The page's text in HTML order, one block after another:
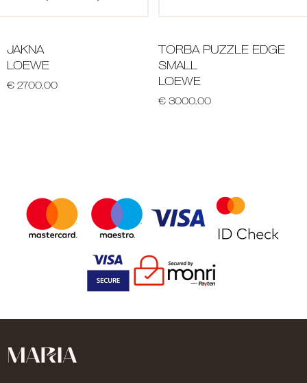
JAKNA
LOEWE
€ 2700.00
TORBA PUZZLE EDGE
SMALL
LOEWE
€ 3000.00